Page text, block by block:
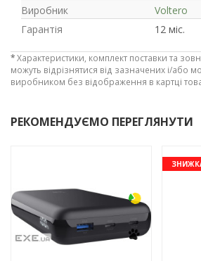
Рейтинг
90
19
21
Виробник
Voltero
Гарантія
12 міс.
*Характеристики, комплект поставки та
можуть відрізнятися від зазначених і/або
виробником без відображення в картці
РЕКОМЕНДУЄМО ПЕРЕГЛЯНУТИ